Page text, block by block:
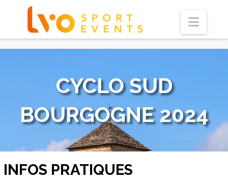
CYCLO SUD
BOURGOGNE 2024
INFOS PRATIQUES